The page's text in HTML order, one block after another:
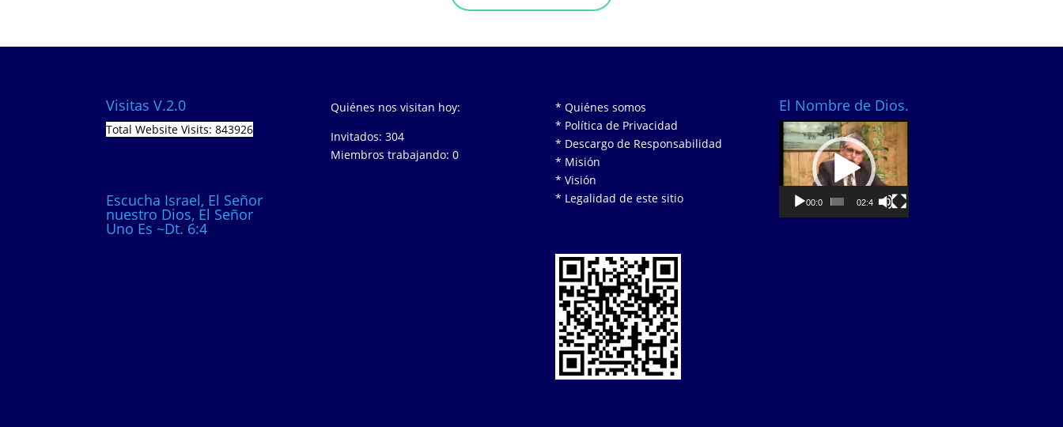
Visitas V.2.0
Total Website Visits: 843926
Escucha Israel, El Señor
nuestro Dios, El Señor
Uno Es ~Dt. 6:4
Quiénes nos visitan hoy:
Invitados: 304
Miembros trabajando: 0
* Quiénes somos
* Política de Privacidad
* Descargo de Responsabilidad
* Misión
* Visión
* Legalidad de este sitio
El Nombre de Dios.
Video
Player
00:00 02:40